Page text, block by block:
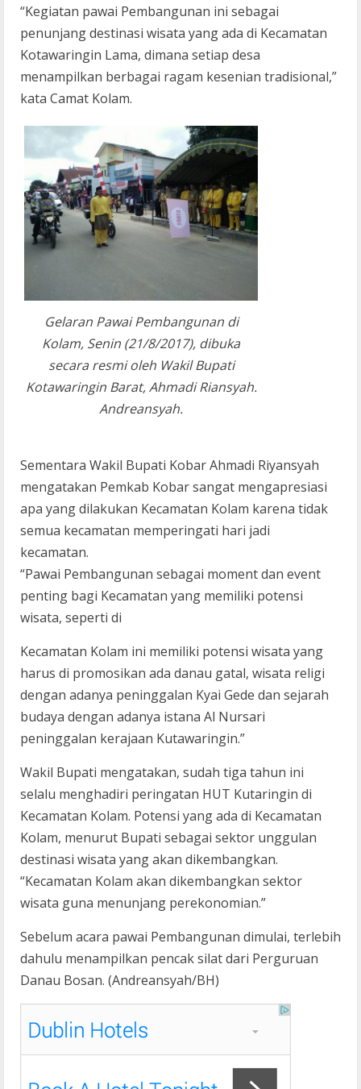
“Kegiatan pawai Pembangunan ini sebagai
penunjang destinasi wisata yang ada di Kecamatan
Kotawaringin Lama, dimana setiap desa
menampilkan berbagai ragam kesenian tradisional,”
kata Camat Kolam.
Gelaran Pawai Pembangunan di
Kolam, Senin (21/8/2017), dibuka
secara resmi oleh Wakil Bupati
Kotawaringin Barat, Ahmadi Riansyah.
Andreansyah.
Sementara Wakil Bupati Kobar Ahmadi Riyansyah
mengatakan Pemkab Kobar sangat mengapresiasi
apa yang dilakukan Kecamatan Kolam karena tidak
semua kecamatan memperingati hari jadi
kecamatan.
“Pawai Pembangunan sebagai moment dan event
penting bagi Kecamatan yang memiliki potensi
wisata, seperti di
Kecamatan Kolam ini memiliki potensi wisata yang
harus di promosikan ada danau gatal, wisata religi
dengan adanya peninggalan Kyai Gede dan sejarah
budaya dengan adanya istana Al Nursari
peninggalan kerajaan Kutawaringin.”
Wakil Bupati mengatakan, sudah tiga tahun ini
selalu menghadiri peringatan HUT Kutaringin di
Kecamatan Kolam. Potensi yang ada di Kecamatan
Kolam, menurut Bupati sebagai sektor unggulan
destinasi wisata yang akan dikembangkan.
“Kecamatan Kolam akan dikembangkan sektor
wisata guna menunjang perekonomian.”
Sebelum acara pawai Pembangunan dimulai, terlebih
dahulu menampilkan pencak silat dari Perguruan
Danau Bosan. (Andreansyah/BH)